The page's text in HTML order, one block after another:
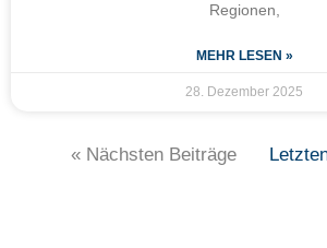
Regionen,
MEHR LESEN »
28. Dezember 2025
« Nächsten Beiträge